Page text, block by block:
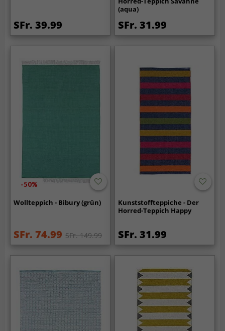
SFr. 39.99
(aqua)
SFr. 31.99
-50%
Wollteppich - Bibury (grün)
SFr. 74.99 SFr. 149.99
Kunststoffteppiche - Der
Horred-Teppich Happy
SFr. 31.99